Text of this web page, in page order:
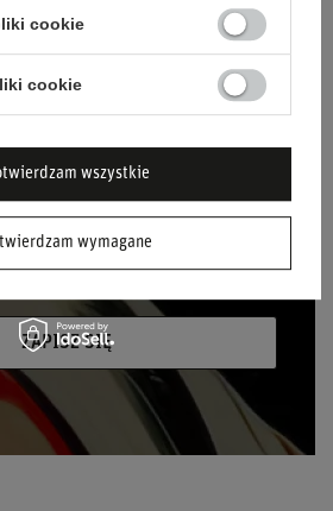
e-mail
na przetwarzanie moich
(adres e-mail) na potrzeby
ZAPISZ SIĘ
cookie
cookie
wymagane
wszystkie